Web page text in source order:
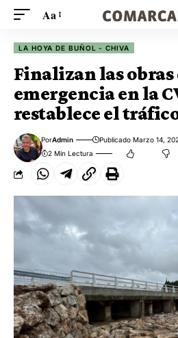
Aa
LA HOYA DE BUÑOL - CHIVA
Finalizan las obras
emergencia en la
restablece el
PorAdmin Publicado Marzo 14,
2 Min Lectura